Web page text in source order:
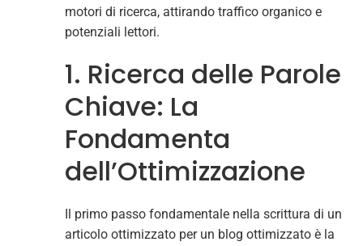
motori di ricerca, attirando traffico organico e
potenziali lettori.
1. Ricerca delle Parole
Chiave: La
Fondamenta
dell’Ottimizzazione
Il primo passo fondamentale nella scrittura di un
articolo ottimizzato per un blog ottimizzato è la